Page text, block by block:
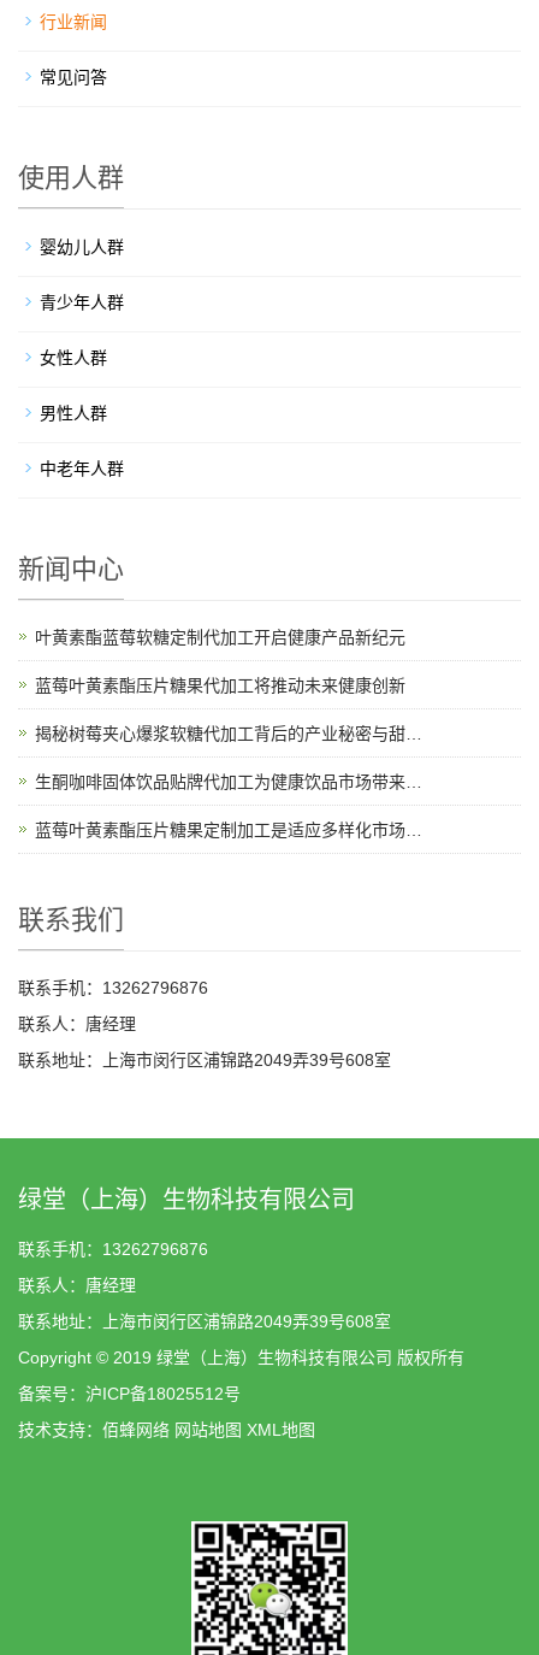
行业新闻
常见问答
使用人群
婴幼儿人群
青少年人群
女性人群
男性人群
中老年人群
新闻中心
叶黄素酯蓝莓软糖定制代加工开启健康产品新纪元
蓝莓叶黄素酯压片糖果代加工将推动未来健康创新
联系我们
联系手机：13262796876
联系人：唐经理
联系地址：上海市闵行区浦锦路2049弄39号608室
绿堂（上海）生物科技有限公司
联系手机：13262796876
联系人：唐经理
联系地址：上海市闵行区浦锦路2049弄39号608室
Copyright © 2019 绿堂（上海）生物科技有限公司 版权所有
备案号： 沪ICP备18025512号
技术支持： 佰蜂网络 网站地图 XML地图